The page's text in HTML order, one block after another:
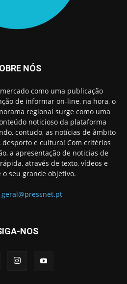
NÓS
como uma publicação
de informar on-line, na hora, o
regional surge como uma
noticioso da plataforma
contudo, as notícias de âmbito
e cultura! Com critérios
a apresentação de noticias de
através de texto, vídeos e
o seu grande objetivo.
geral@pressnet.pt
NOS